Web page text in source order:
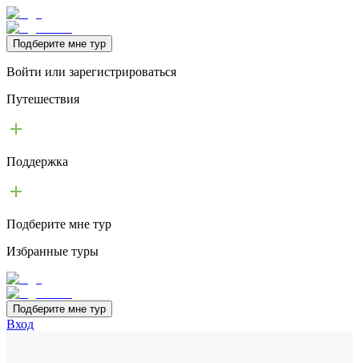
Подберите мне тур
Войти или зарегистрироваться
Путешествия
Поддержка
Подберите мне тур
Избранные туры
Подберите мне тур
Вход